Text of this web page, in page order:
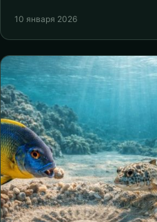
10 января 2026